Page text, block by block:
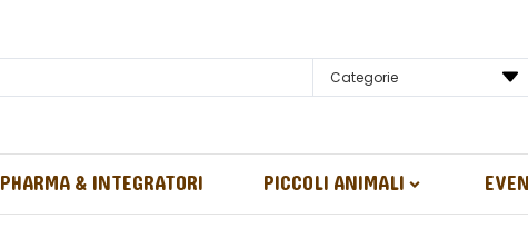
Categorie
PHARMA & INTEGRATORI PICCOLI ANIMALI